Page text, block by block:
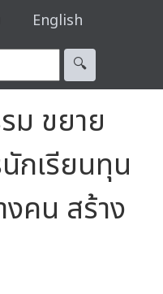
English
🔍︎
ม ขยาย
กเรียนทุน
คน สร้าง